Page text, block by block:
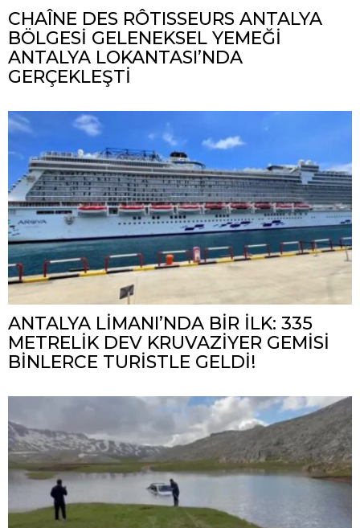
CHAÎNE DES RÔTISSEURS ANTALYA
BÖLGESİ GELENEKSEL YEMEĞİ
ANTALYA LOKANTASI’NDA
GERÇEKLEŞTİ
ANTALYA LİMANI’NDA BİR İLK: 335
METRELİK DEV KRUVAZİYER GEMİSİ
BİNLERCE TURİSTLE GELDİ!